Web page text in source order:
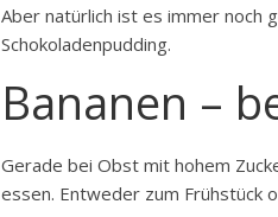
Aber natürlich ist es immer noch
Schokoladenpudding.
Bananen –
Gerade bei Obst mit hohem
essen. Entweder zum Frühstück